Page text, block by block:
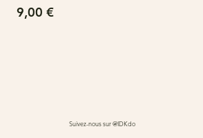
Prix
9,00 €
Suivez-nous sur @IDKdo